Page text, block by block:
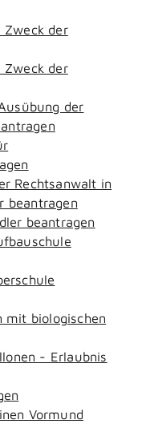
der
der
der
Rechtsanwalt in
beantragen
beantragen
mit biologischen
- Erlaubnis
Vormund